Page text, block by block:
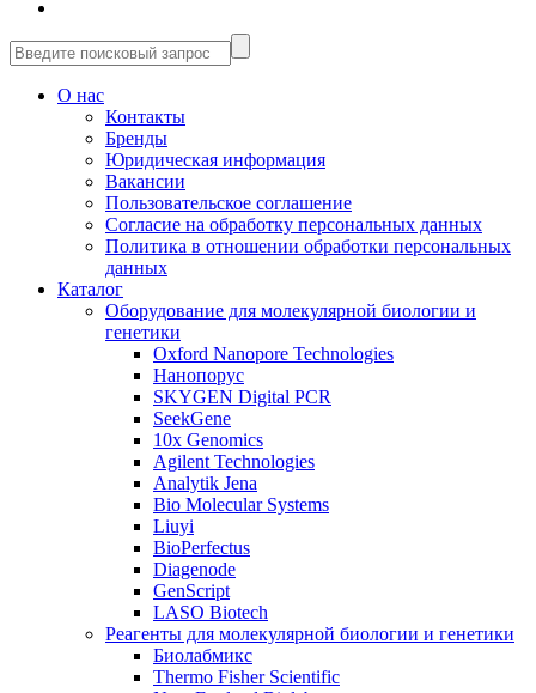
О нас
Контакты
Бренды
Юридическая информация
Вакансии
Пользовательское соглашение
Согласие на обработку персональных данных
Политика в отношении обработки персональных
данных
Каталог
Оборудование для молекулярной биологии и
генетики
Oxford Nanopore Technologies
Нанопорус
SKYGEN Digital PCR
SeekGene
10x Genomics
Agilent Technologies
Analytik Jena
Bio Molecular Systems
Liuyi
BioPerfectus
Diagenode
GenScript
LASO Biotech
Реагенты для молекулярной биологии и генетики
Биолабмикс
Thermo Fisher Scientific